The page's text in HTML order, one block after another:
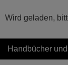
Wird geladen,
Handbücher